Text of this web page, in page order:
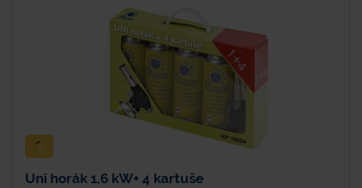
Uni horák 1,6 kW+ 4 kartuše